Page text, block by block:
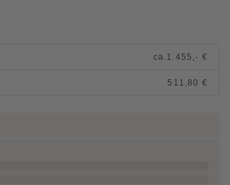
ca. 1.455,- €
511,80 €